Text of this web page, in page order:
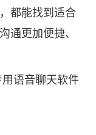
都能找到适合
通更加便捷、